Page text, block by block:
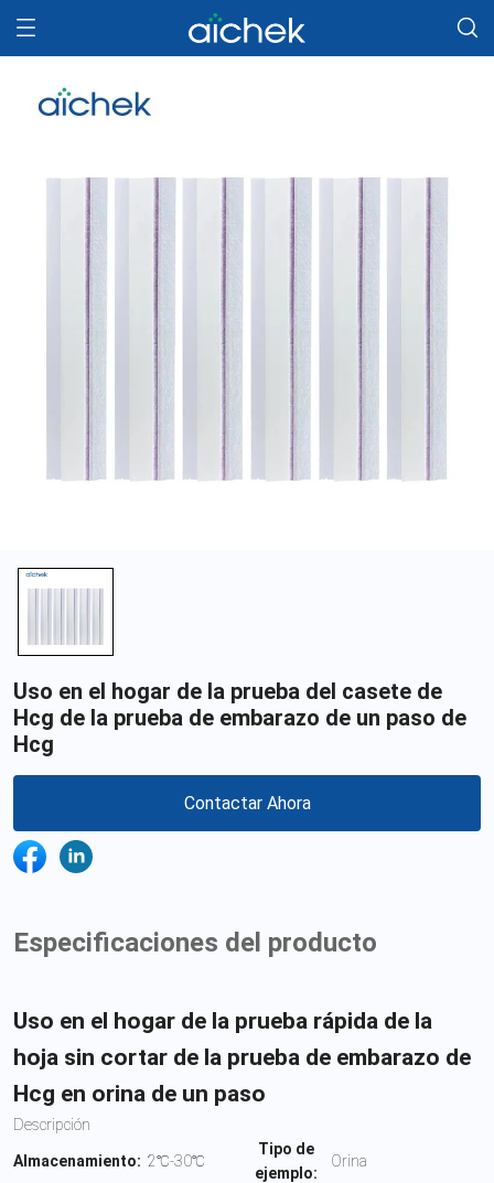
Uso en el hogar de la prueba del casete de
Hcg de la prueba de embarazo de un paso de
Hcg
Contactar Ahora
Especificaciones del producto
Uso en el hogar de la prueba rápida de la
hoja sin cortar de la prueba de embarazo de
Hcg en orina de un paso
Descripción
Almacenamiento: 2℃-30℃
Tipo de
ejemplo:
Orina